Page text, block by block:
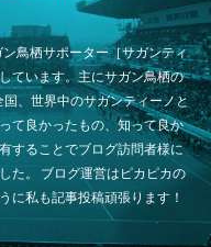
鳥栖サポーター［サガンティ
ています。主にサガン鳥栖の
、世界中のサガンティーノと
て良かったもの、知って良か
することでブログ訪問者様に
た。 ブログ運営はピカピカの
に私も記事投稿頑張ります！